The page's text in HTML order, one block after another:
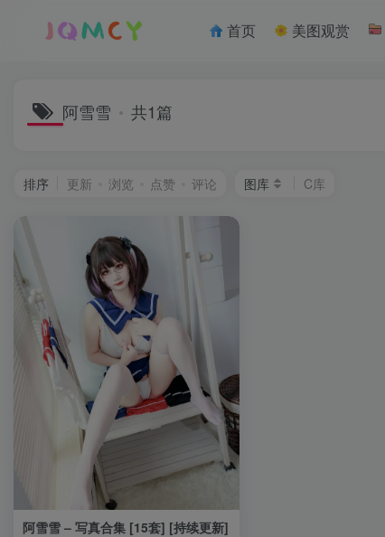
首页 美图观赏
阿雪雪 共1篇
排序 更新 浏览 点赞 评论 图库 C库
阿雪雪 – 写真合集 [15套] [持续更新]